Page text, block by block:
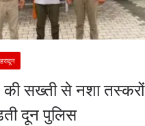
सख्ती से नशा
दून पुलिस